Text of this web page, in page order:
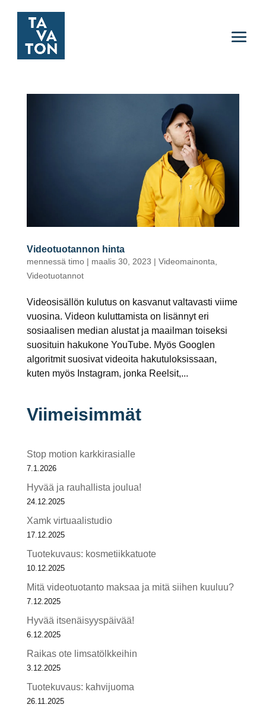
Videotuotannon hinta
mennessä timo| maalis 30, 2023 | Videomainonta
Videotuotannot
Videosisällön kulutus on kasvanut valtavasti viime
vuosina. Videon kuluttamista on lisännyt eri
sosiaalisen median alustat ja maailman toiseksi
suosituin hakukone YouTube. Myös Googlen
algoritmit suosivat videoita hakutuloksissaan,
kuten myös Instagram, jonka Reelsit,...
Viimeisimmät
Stop motion karkkirasialle
7.1.2026
Hyvää ja rauhallista joulua!
24.12.2025
Xamk virtuaalistudio
17.12.2025
Tuotekuvaus: kosmetiikkatuote
10.12.2025
Mitä videotuotanto maksaa ja mitä siihen kuuluu?
7.12.2025
Hyvää itsenäisyyspäivää!
6.12.2025
Raikas ote limsatölkkeihin
3.12.2025
Tuotekuvaus: kahvijuoma
26.11.2025